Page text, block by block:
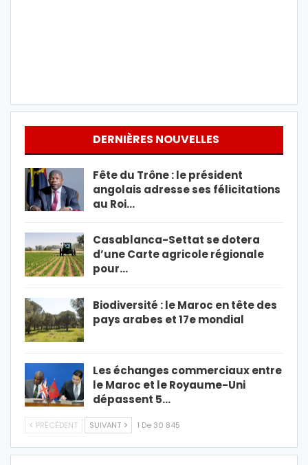
DERNIÈRES NOUVELLES
Fête du Trône : le président
angolais adresse ses félicitations
au Roi…
Casablanca-Settat se dotera
d’une Carte agricole régionale
pour…
Biodiversité : le Maroc en tête des
pays arabes et 17e mondial
Les échanges commerciaux entre
le Maroc et le Royaume-Uni
dépassent 5…
PRÉCÉDENT SUIVANT 1 De 30 845